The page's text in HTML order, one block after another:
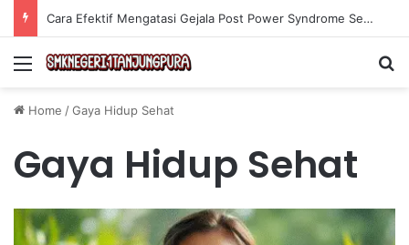
Cara Efektif Mengatasi Gejala Post Power Syndrome Setelah Pensiun Kerja
Menu
Home /Gaya Hidup Sehat
Gaya Hidup Sehat